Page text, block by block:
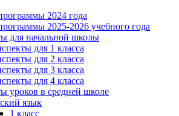
2024 года
2025-2026 учебного года
для начальной школы
для 1 класса
для 2 класса
для 3 класса
для 4 класса
уроков в средней школе
язык
1 класс